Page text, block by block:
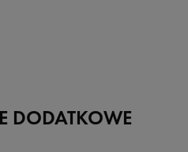
DODATKOWE